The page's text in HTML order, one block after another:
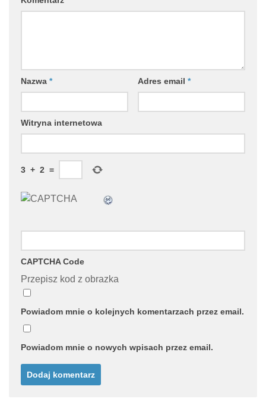
Nazwa * Adres email *
Witryna internetowa
3 + 2 =
CAPTCHA Code
Przepisz kod z obrazka
Powiadom mnie o kolejnych komentarzach przez email.
Powiadom mnie o nowych wpisach przez email.